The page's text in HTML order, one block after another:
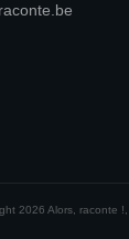
2026 Alors, raconte !